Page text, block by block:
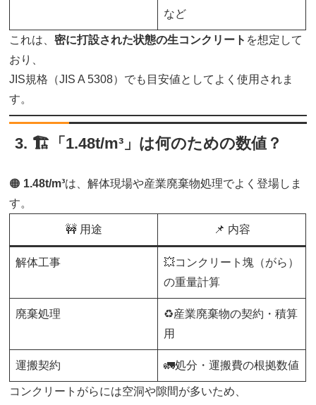
など
これは、密に打設された状態の生コンクリート を想定して
おり、
JIS規格（JIS A 5308）でも目安値としてよく使用されま
す。
3. 🏗️「1.48t/m³」は何のための数値？
🟠 1.48t/m³は、解体現場や産業廃棄物処理でよく登場しま
す。
🚧 用途 📌 内容
解体工事
💥コンクリート塊（がら）
の重量計算
廃棄処理
♻️産業廃棄物の契約・積算
用
運搬契約 🚛処分・運搬費の根拠数値
コンクリートがらには空洞や隙間が多いため、